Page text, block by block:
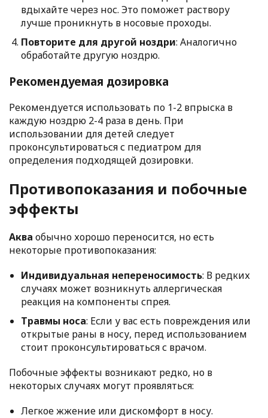
вдыхайте через нос. Это поможет раствору
лучше проникнуть в носовые проходы.
Повторите для другой ноздри: Аналогично
обработайте другую ноздрю.
Рекомендуемая дозировка
Рекомендуется использовать по 1-2 впрыска в
каждую ноздрю 2-4 раза в день. При
использовании для детей следует
проконсультироваться с педиатром для
определения подходящей дозировки.
Противопоказания и побочные
эффекты
Аква обычно хорошо переносится, но есть
некоторые противопоказания:
Индивидуальная непереносимость: В редких
случаях может возникнуть аллергическая
реакция на компоненты спрея.
Травмы носа: Если у вас есть повреждения или
открытые раны в носу, перед использованием
стоит проконсультироваться с врачом.
Побочные эффекты возникают редко, но в
некоторых случаях могут проявляться:
Легкое жжение или дискомфорт в носу.